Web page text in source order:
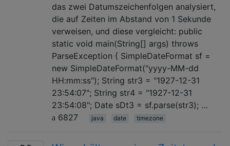
das zwei Datumszeichenfolgen analysiert,
die auf Zeiten im Abstand von 1 Sekunde
verweisen, und diese vergleicht: public
static void main(String[] args) throws
ParseException { SimpleDateFormat sf =
new SimpleDateFormat("yyyy-MM-dd
HH:mm:ss"); String str3 = "1927-12-31
23:54:07"; String str4 = "1927-12-31
23:54:08"; Date sDt3 = sf.parse(str3); …
6827
java date timezone